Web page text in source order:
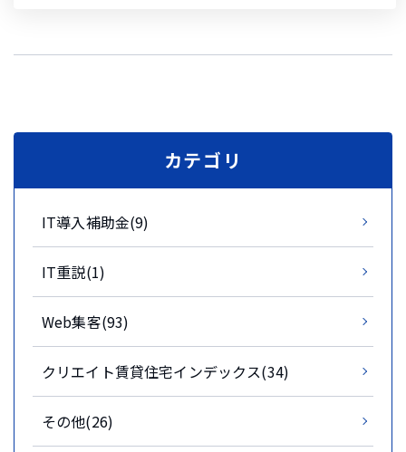
カテゴリ
IT導入補助金(9)
IT重説(1)
Web集客(93)
クリエイト賃貸住宅インデックス(34)
その他(26)